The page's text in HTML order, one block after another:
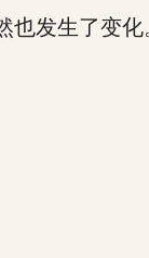
发生了变化